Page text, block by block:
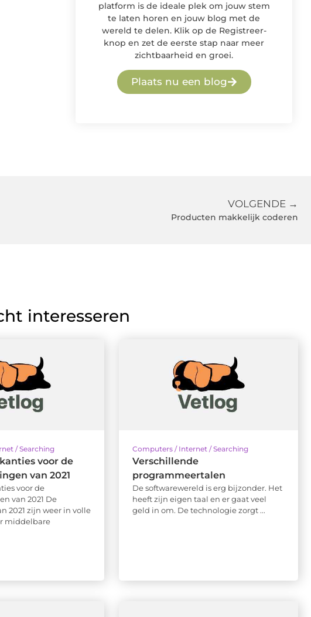
platform is de ideale plek om jouw stem
te laten horen en jouw blog met de
wereld te delen. Klik op de Registreer-
knop en zet de eerste stap naar meer
zichtbaarheid en groei.
Plaats nu een blog
VOLGENDE →
Producten makkelijk coderen
interesseren
/ Searching
voor de
van 2021
voor de
van 2021 De
2021 zijn weer in volle
middelbare
Computers / Internet / Searching
Verschillende
programmeertalen
De softwarewereld is erg bijzonder. Het
heeft zijn eigen taal en er gaat veel
geld in om. De technologie zorgt ...